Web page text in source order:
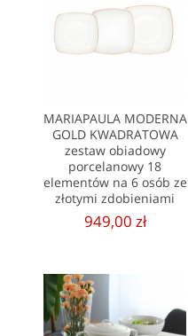
MARIAPAULA MODERNA
GOLD KWADRATOWA
zestaw obiadowy
porcelanowy 18
elementów na 6 osób ze
złotymi zdobieniami
949,00 zł